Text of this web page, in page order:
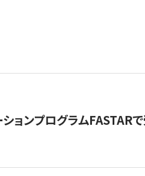
ョンプログラムFASTAR